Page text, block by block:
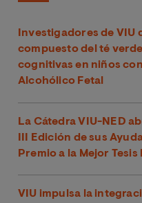
Investigadores de VIU
compuesto del té
cognitivas en niños
Alcohólico Fetal
La Cátedra VIU-NED
III Edición de sus
Premio a la Mejor
VIU impulsa la